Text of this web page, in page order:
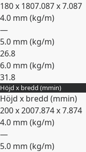
180 x 1807.087 x 7.087
4.0 mm (kg/m)
—
5.0 mm (kg/m)
26.8
6.0 mm (kg/m)
31.8
Expandera
Höjd x bredd (mmin)
Höjd x bredd (mmin)
200 x 2007.874 x 7.874
4.0 mm (kg/m)
—
5.0 mm (kg/m)